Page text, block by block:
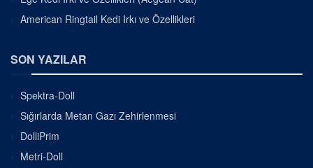
American Ringtail Kedi Irkı ve Özellikleri
SON YAZILAR
Spektra-Doll
Sığırlarda Metan Gazı Zehirlenmesi
DolliPrim
Metri-Doll